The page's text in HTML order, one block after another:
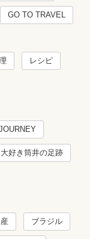
GO TO TRAVEL
レシピ
好き筒井の足跡
ブラジル